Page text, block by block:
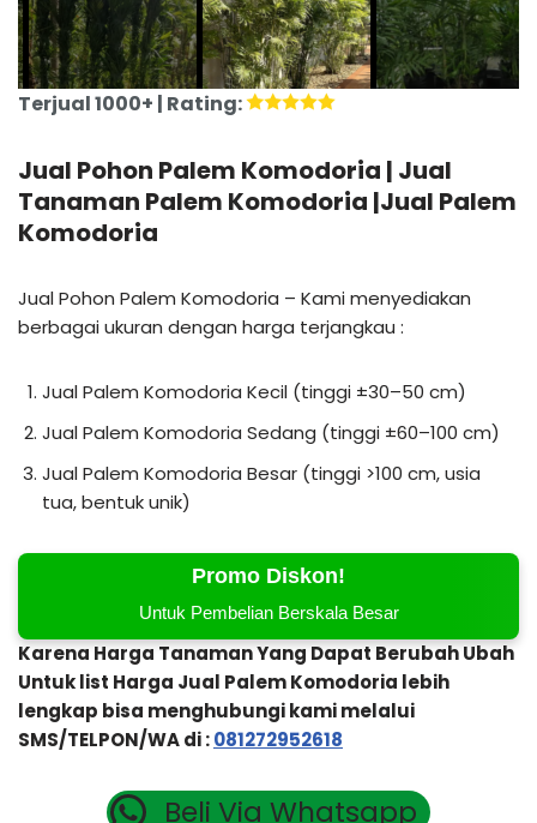
Terjual 1000+ | Rating:
Jual Pohon Palem Komodoria | Jual
Tanaman Palem Komodoria |Jual Palem
Komodoria
Jual Pohon Palem Komodoria – Kami menyediakan
berbagai ukuran dengan harga terjangkau :
Jual Palem Komodoria Kecil (tinggi ±30–50 cm)
Jual Palem Komodoria Sedang (tinggi ±60–100 cm)
Jual Palem Komodoria Besar (tinggi >100 cm, usia
tua, bentuk unik)
Promo Diskon!
Untuk Pembelian Berskala Besar
Karena Harga Tanaman Yang Dapat Berubah Ubah
Untuk list Harga Jual Palem Komodoria lebih
lengkap bisa menghubungi kami melalui
SMS/TELPON/WA di :081272952618
Beli Via Whatsapp